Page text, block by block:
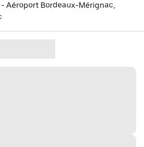
Aéroport Bordeaux-Mérignac,